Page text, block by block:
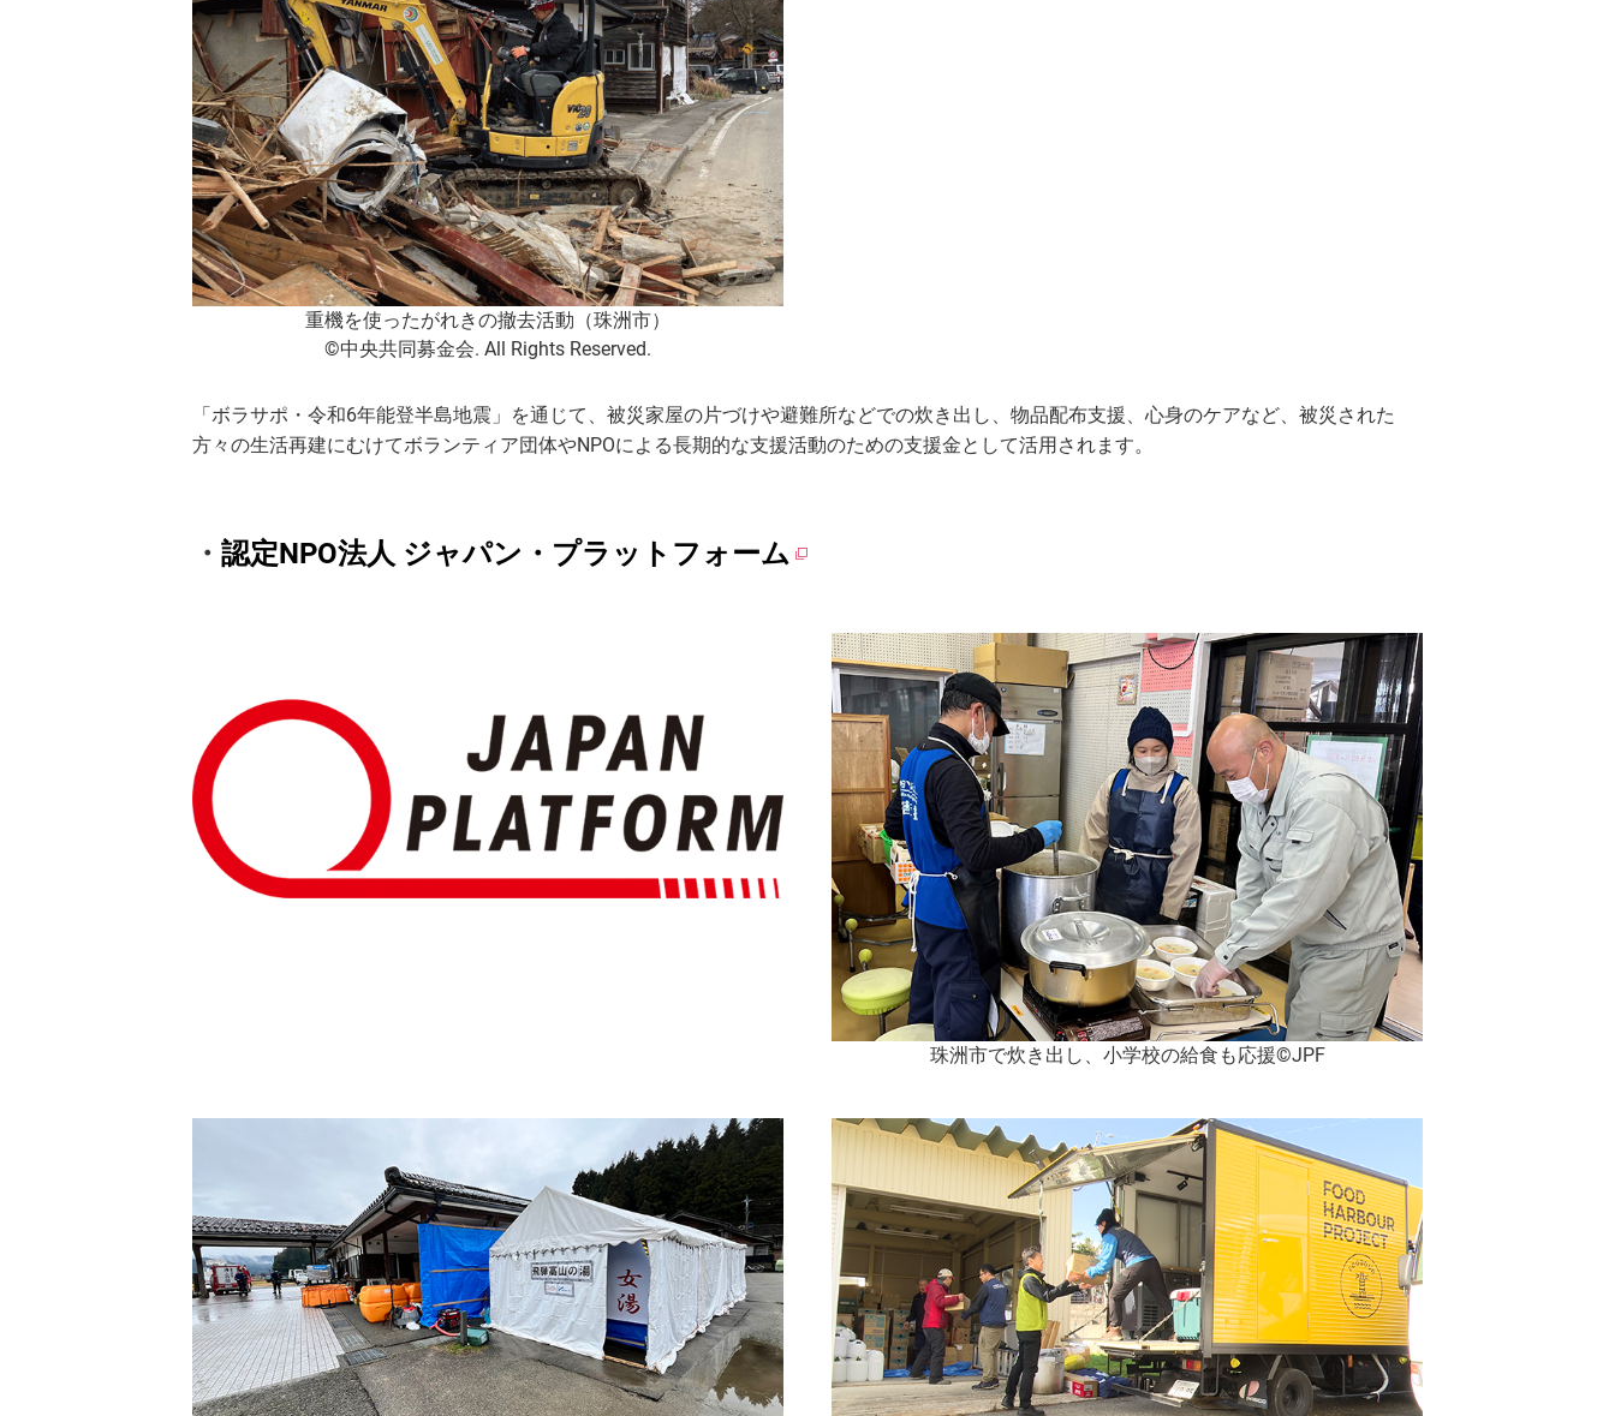
重機を使ったがれきの撤去活動（珠洲市）
©中央共同募金会. All Rights Reserved.
「ボラサポ・令和6年能登半島地震」を通じて、被災家屋の片づけや避難所などでの炊き出し、物品配布支援、心身のケアなど、被災された
方々の生活再建にむけてボランティア団体やNPOによる長期的な支援活動のための支援金として活用されます。
・ 認定NPO法人 ジャパン・プラットフォーム
珠洲市で炊き出し、小学校の給食も応援©JPF